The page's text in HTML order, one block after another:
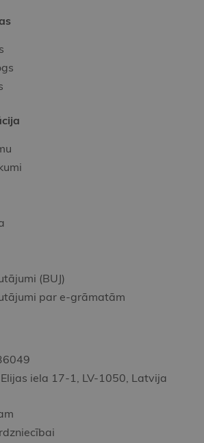
(BUJ)
par e-grāmatām
Elijas iela 17-1, LV-1050, Latvija